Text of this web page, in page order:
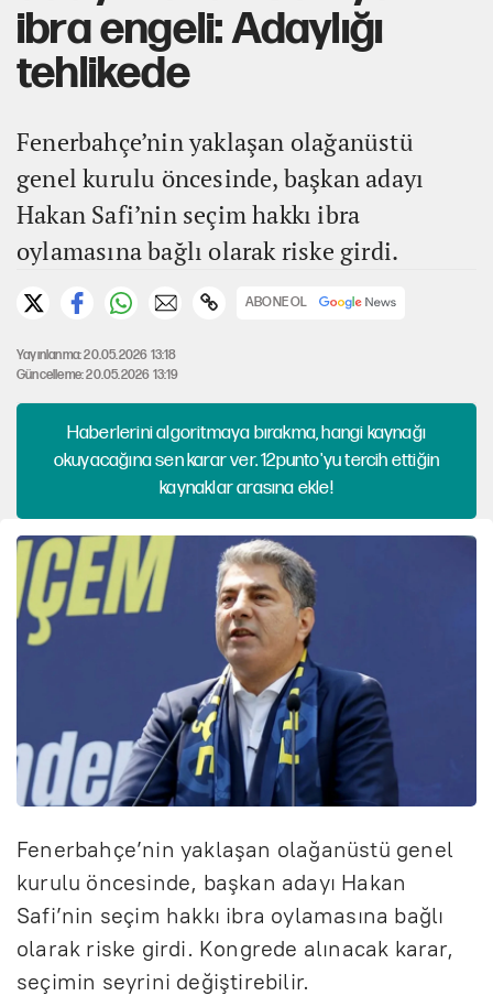
ibra engeli: Adaylığı
tehlikede
Fenerbahçe’nin yaklaşan olağanüstü
genel kurulu öncesinde, başkan adayı
Hakan Safi’nin seçim hakkı ibra
oylamasına bağlı olarak riske girdi.
ABONE OL
Yayınlanma: 20.05.2026 13:18
Güncelleme: 20.05.2026 13:19
Haberlerini algoritmaya bırakma, hangi kaynağı
okuyacağına sen karar ver. 12punto'yu tercih ettiğin
kaynaklar arasına ekle!
Fenerbahçe’nin yaklaşan olağanüstü genel
kurulu öncesinde, başkan adayı Hakan
Safi’nin seçim hakkı ibra oylamasına bağlı
olarak riske girdi. Kongrede alınacak karar,
seçimin seyrini değiştirebilir.